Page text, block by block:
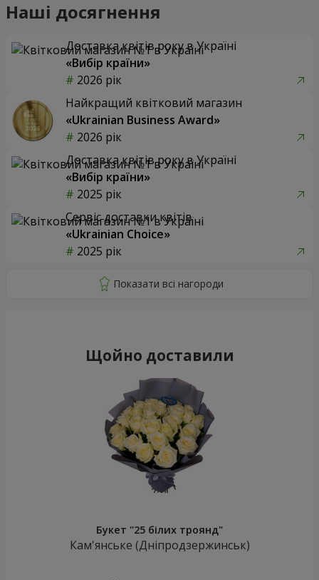
Наші досягнення
Доставка квітів року в Україні
«Вибір країни»
2026 рік
Найкращий квітковий магазин
«Ukrainian Business Award»
2026 рік
Доставка квітів року в Україні
«Вибір країни»
2025 рік
Сервіс доставки квітів
«Ukrainian Choice»
2025 рік
Щойно доставили
Букет "25 білих троянд"
Кам'янське (Дніпродзержинськ)